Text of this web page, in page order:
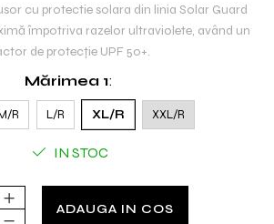
cu protectie solara din linia Solar Guard
împotriva razelor ultraviolete, având un
de protecție UPF 50+.
Mărimea 1:
R L/R XL/R XXL/R
IN STOC
ADAUGA IN COS